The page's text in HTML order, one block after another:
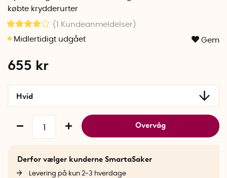
købte krydderurter
(1 Kundeanmeldelser )
Gem
655 kr
Hvid
Overvåg
Derfor vælger kunderne SmartaSaker
Levering på kun 2-3 hverdage